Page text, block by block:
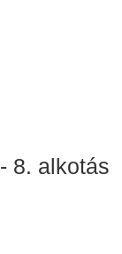
8. alkotás